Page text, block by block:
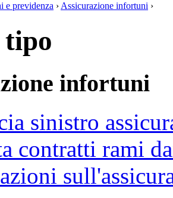
e previdenza › Assicurazione infortuni ›
infortuni
sinistro
contratti rami